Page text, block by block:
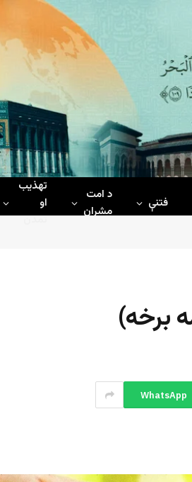
فتنې
د امت
مشران
تهذیب
او
تمدن
برخه)
WhatsApp